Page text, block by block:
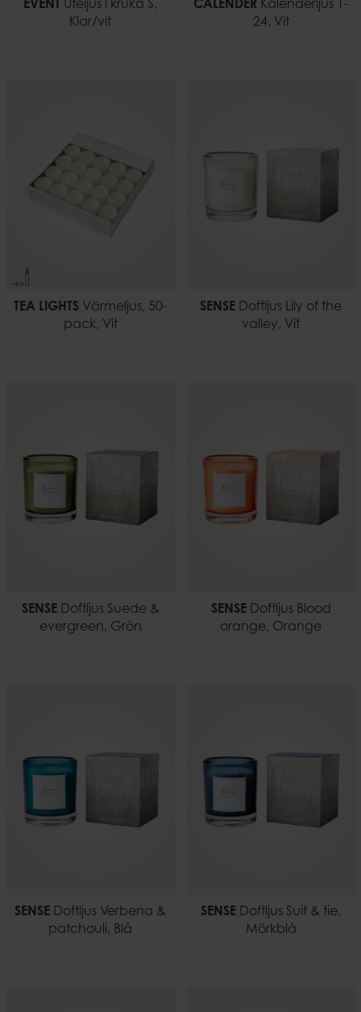
EVENT
Uteljus i kruka S,
Klar/vit
CALENDER Kalenderljus 1-
24, Vit
TEA LIGHTS Värmeljus, 50-
pack, Vit
SENSE Doftljus Lily of the
valley, Vit
SENSEDoftljus Suede &
evergreen, Grön
SENSEDoftljus Blood
orange, Orange
SENSE Doftljus Verbena &
patchouli, Blå
SENSE Doftljus Suit & tie,
Mörkblå